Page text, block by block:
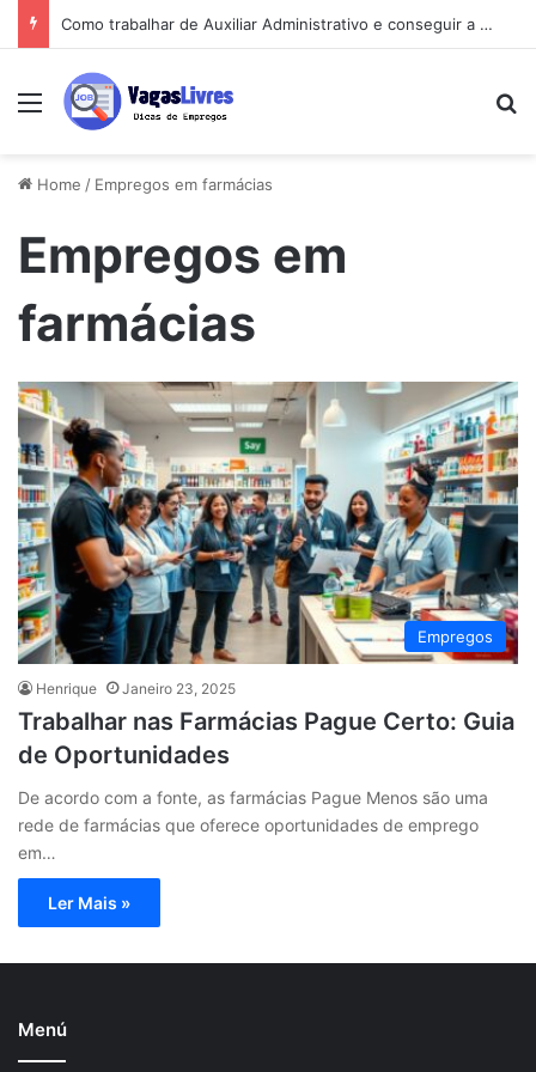
Como trabalhar de Auxiliar Administrativo e conseguir a primeira vaga rápido
Menu
Home / Empregos em farmácias
Empregos em
farmácias
Empregos
Henrique Janeiro 23, 2025
Trabalhar nas Farmácias Pague Certo: Guia
de Oportunidades
De acordo com a fonte, as farmácias Pague Menos são uma
rede de farmácias que oferece oportunidades de emprego
em…
Ler Mais »
Menú